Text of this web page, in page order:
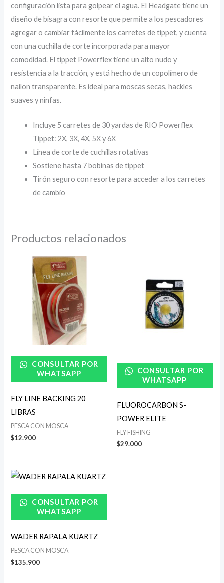
configuración lista para golpear el agua. El Headgate tiene un
diseño de bisagra con resorte que permite a los pescadores
agregar o cambiar fácilmente los carretes de tippet, y cuenta
con una cuchilla de corte incorporada para mayor
comodidad. El tippet Powerflex tiene un alto nudo y
resistencia a la tracción, y está hecho de un copolímero de
nailon transparente. Es ideal para moscas secas, hackles
suaves y ninfas.
Incluye 5 carretes de 30 yardas de RIO Powerflex
Tippet: 2X, 3X, 4X, 5X y 6X
Línea de corte de cuchillas rotativas
Sostiene hasta 7 bobinas de tippet
Tirón seguro con resorte para acceder a los carretes
de cambio
Productos relacionados
CONSULTAR POR
WHATSAPP
FLY LINE BACKING 20
LIBRAS
PESCA CON MOSCA
$12.900
CONSULTAR POR
WHATSAPP
FLUOROCARBON S-
POWER ELITE
FLY FISHING
$29.000
CONSULTAR POR
WHATSAPP
WADER RAPALA KUARTZ
PESCA CON MOSCA
$135.900